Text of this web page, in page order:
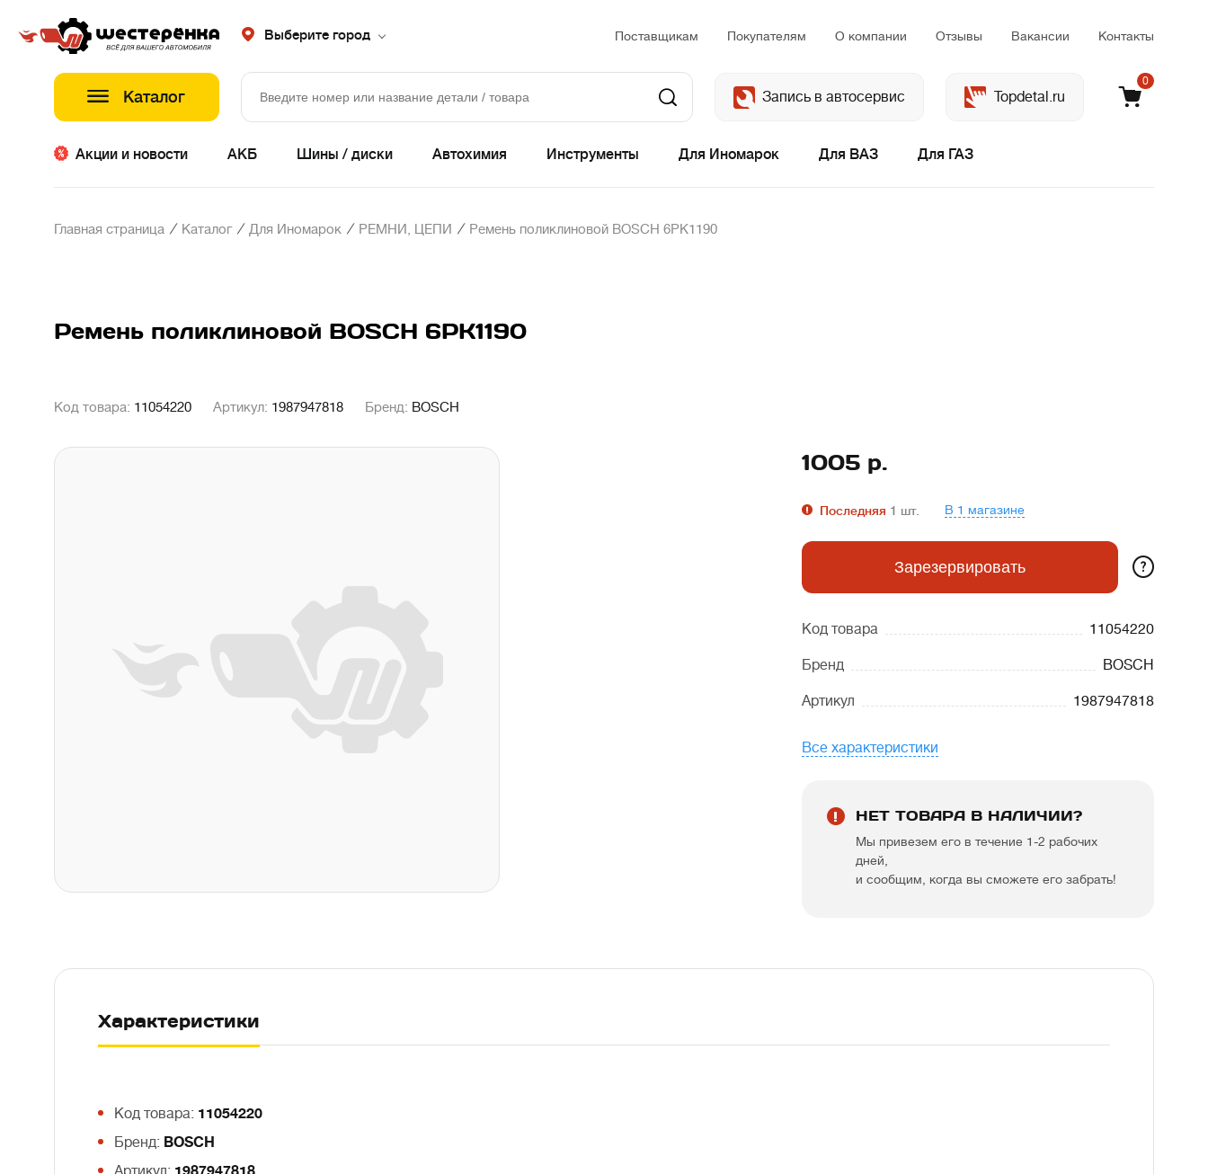
Выберите город Поставщикам Покупателям О компании Отзывы Вакансии Контакты
Каталог Запись в автосервис Topdetal.ru
0
Акции и новости АКБ Шины / диски Автохимия Инструменты Для Иномарок Для ВАЗ Для ГАЗ
Главная страница / Каталог / Для Иномарок / РЕМНИ, ЦЕПИ / Ремень поликлиновой BOSCH 6PK1190
Ремень поликлиновой BOSCH 6PK1190
Код товара: 11054220 Артикул: 1987947818 Бренд: BOSCH
1005 р.
Последняя 1 шт. В 1 магазине
Зарезервировать ?
Код товара 11054220
Бренд BOSCH
Артикул 1987947818
Все характеристики
НЕТ ТОВАРА В НАЛИЧИИ?
Мы привезем его в течение 1-2 рабочих
дней,
и сообщим, когда вы сможете его забрать!
Характеристики
Код товара: 11054220
Бренд: BOSCH